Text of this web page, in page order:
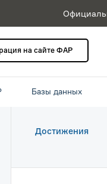
на сайте ФАР
Базы данных
Достижения